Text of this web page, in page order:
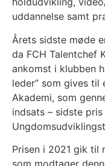
uddannelse samt
Årets sidste møde
da FCH Talentchef
ankomst i klubben
leder” som gives til
Akademi, som
indsats – sidste
Prisen i 2021 gik til
som modtager